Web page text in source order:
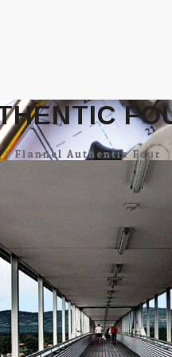
>Flannel Authentic Four